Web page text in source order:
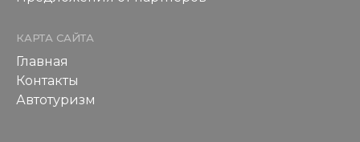
КАРТА САЙТА
Главная
Контакты
Автотуризм